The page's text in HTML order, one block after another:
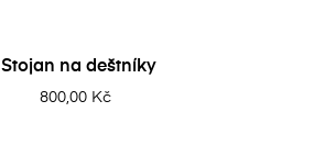
Stojan na deštníky
800,00 Kč